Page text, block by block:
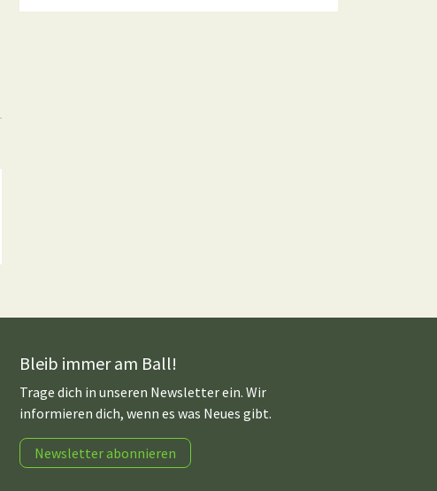
Bleib immer am Ball!
Trage dich in unseren Newsletter ein. Wir
informieren dich, wenn es was Neues gibt.
Newsletter abonnieren